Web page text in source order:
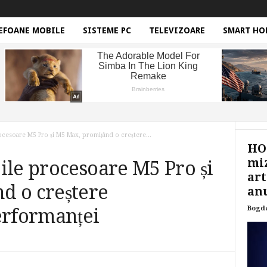
MOBILE SISTEME PC TELEVIZOARE SMART
M5 Pro și M5 Max, promițând o creștere...
procesoare M5 Pro și
o creștere